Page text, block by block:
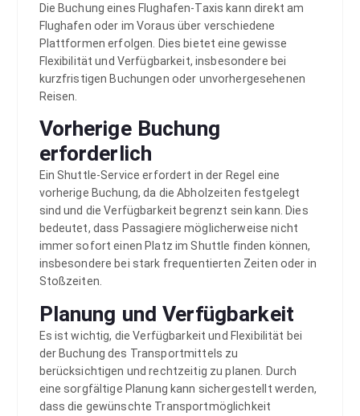
Die Buchung eines Flughafen-Taxis kann direkt am
Flughafen oder im Voraus über verschiedene
Plattformen erfolgen. Dies bietet eine gewisse
Flexibilität und Verfügbarkeit, insbesondere bei
kurzfristigen Buchungen oder unvorhergesehenen
Reisen.
Vorherige Buchung
erforderlich
Ein Shuttle-Service erfordert in der Regel eine
vorherige Buchung, da die Abholzeiten festgelegt
sind und die Verfügbarkeit begrenzt sein kann. Dies
bedeutet, dass Passagiere möglicherweise nicht
immer sofort einen Platz im Shuttle finden können,
insbesondere bei stark frequentierten Zeiten oder in
Stoßzeiten.
Planung und Verfügbarkeit
Es ist wichtig, die Verfügbarkeit und Flexibilität bei
der Buchung des Transportmittels zu
berücksichtigen und rechtzeitig zu planen. Durch
eine sorgfältige Planung kann sichergestellt werden,
dass die gewünschte Transportmöglichkeit